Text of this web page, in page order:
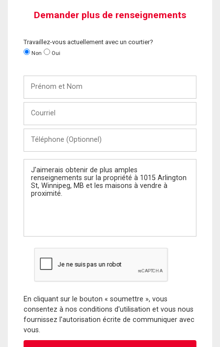
Demander plus de renseignements
Travaillez-vous actuellement avec un courtier?
Non Oui
Nom
(Optionnel)
Message
En cliquant sur le bouton « soumettre », vous
consentez à nos conditions d'utilisation et vous nous
fournissez l'autorisation écrite de communiquer avec
vous.